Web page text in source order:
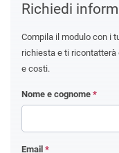
Richiedi
Compila il modulo con i
richiesta e ti
e costi.
Nome e cognome *
Email *